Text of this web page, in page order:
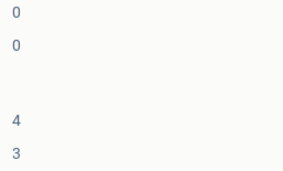
0
0
4
3